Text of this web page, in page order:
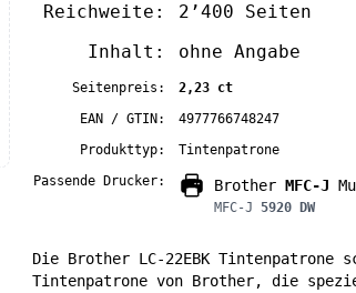
Reichweite:
2’400 Seiten
Inhalt:
ohne Angabe
Seitenpreis:
2,23 ct
EAN / GTIN:
4977766748247
Produkttyp:
Tintenpatrone
Passende Drucker:
Brother MFC-J
MFC-J 5920 DW
Die Brother LC-22EBK
Tintenpatrone von Brother, die